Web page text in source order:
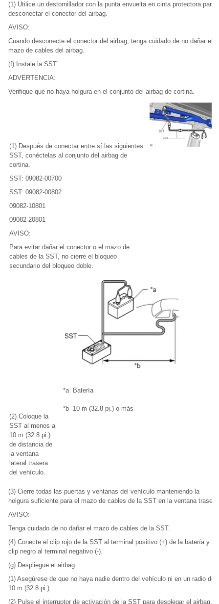
(1) Utilice un destornillador con la punta envuelta en cinta protectora para
desconectar el conector del airbag.
AVISO:
Cuando desconecte el conector del airbag, tenga cuidado de no dañar el
mazo de cables del airbag.
(f) Instale la SST.
ADVERTENCIA:
Verifique que no haya holgura en el conjunto del airbag de cortina.
(1) Después de conectar entre sí las siguientes
SST, conéctelas al conjunto del airbag de
cortina.
SST: 09082-00700
SST: 09082-00802
09082-10801
09082-20801
AVISO:
Para evitar dañar el conector o el mazo de
cables de la SST, no cierre el bloqueo
secundario del bloqueo doble.
(2) Coloque la
SST al menos a
10 m (32.8 pi.)
de distancia de
la ventana
lateral trasera
del vehículo.
*a Batería
*b 10 m (32.8 pi.) o más
(3) Cierre todas las puertas y ventanas del vehículo manteniendo la
holgura suficiente para el mazo de cables de la SST en la ventana
AVISO:
Tenga cuidado de no dañar el mazo de cables de la SST.
(4) Conecte el clip rojo de la SST al terminal positivo (+) de la batería y el
clip negro al terminal negativo (-).
(g) Despliegue el airbag.
(1) Asegúrese de que no haya nadie dentro del vehículo ni en un radio de
10 m (32.8 pi.).
(2) Pulse el interruptor de activación de la SST para desplegar el airbag.